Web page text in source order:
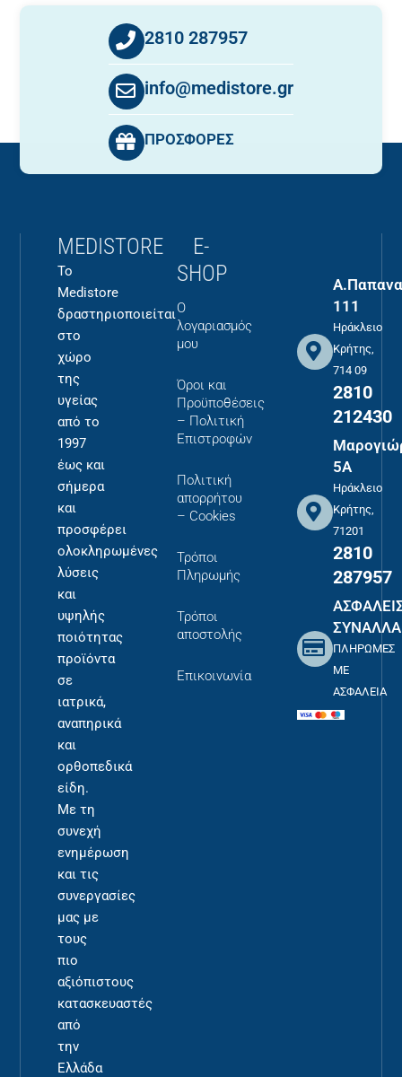
2810 287957
info@medistore.gr
ΠΡΟΣΦΟΡΕΣ
MEDISTORE
Το
Medistore
δραστηριοποιείται
στο
χώρο
της
υγείας
από το
1997
έως και
σήμερα
και
προσφέρει
ολοκληρωμένες
λύσεις
και
υψηλής
ποιότητας
προϊόντα
σε
ιατρικά,
αναπηρικά
και
ορθοπεδικά
είδη.
Με τη
συνεχή
ενημέρωση
και τις
συνεργασίες
μας με
τους
πιο
αξιόπιστους
κατασκευαστές
από
την
Ελλάδα
E-
SHOP
Ο
λογαριασμός
μου
Όροι και
Προϋποθέσεις
– Πολιτική
Επιστροφών
Πολιτική
απορρήτου
– Cookies
Τρόποι
Πληρωμής
Τρόποι
αποστολής
Επικοινωνία
111
Ηράκλειο
Κρήτης,
714 09
2810
212430
5Α
Ηράκλειο
Κρήτης,
71201
2810
287957
ΠΛΗΡΩΜΕΣ
ΜΕ
ΑΣΦΑΛΕΙΑ